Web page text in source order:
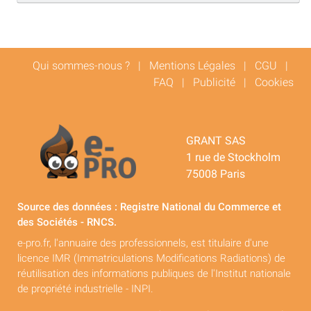
Qui sommes-nous ? | Mentions Légales | CGU |
FAQ | Publicité | Cookies
GRANT SAS
1 rue de Stockholm
75008 Paris
Source des données : Registre National du Commerce et
des Sociétés - RNCS.
e-pro.fr, l'annuaire des professionnels, est titulaire d'une
licence IMR (Immatriculations Modifications Radiations) de
réutilisation des informations publiques de l'Institut nationale
de propriété industrielle - INPI.